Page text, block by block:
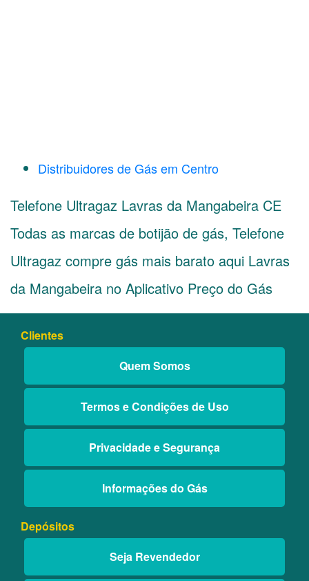
Distribuidores de Gás em Centro
Telefone Ultragaz Lavras da Mangabeira CE
Todas as marcas de botijão de gás, Telefone
Ultragaz compre gás mais barato aqui Lavras
da Mangabeira no Aplicativo Preço do Gás
Clientes
Quem Somos
Termos e Condições de Uso
Privacidade e Segurança
Informações do Gás
Depósitos
Seja Revendedor